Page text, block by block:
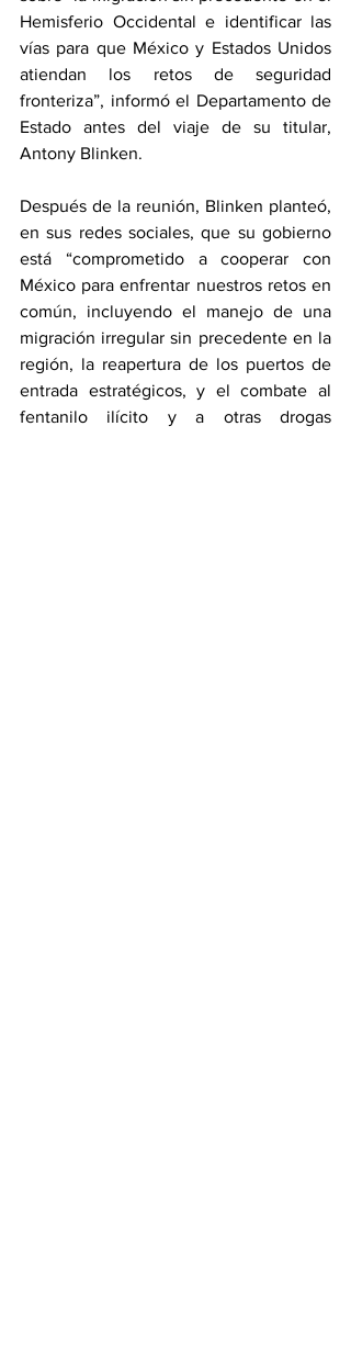
Hemisferio Occidental e identificar las
vías para que México y Estados Unidos
atiendan los retos de seguridad
fronteriza”, informó el Departamento de
Estado antes del viaje de su titular,
Antony Blinken.
Después de la reunión, Blinken planteó,
en sus redes sociales, que su gobierno
está “comprometido a cooperar con
México para enfrentar nuestros retos en
común, incluyendo el manejo de una
migración irregular sin precedente en la
región, la reapertura de los puertos de
entrada estratégicos, y el combate al
fentanilo ilícito y a otras drogas